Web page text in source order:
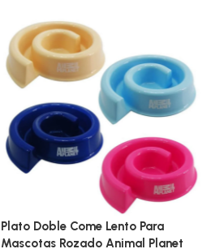
Comedero Celeste 0,3 Litros